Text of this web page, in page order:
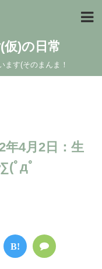
)の日常
す(そのまんま！
年4月2日：生
ﾟдﾟ
B!